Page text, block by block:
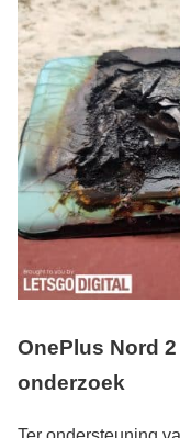
OnePlus Nord
onderzoek